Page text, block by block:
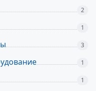
2
1
3
1
1